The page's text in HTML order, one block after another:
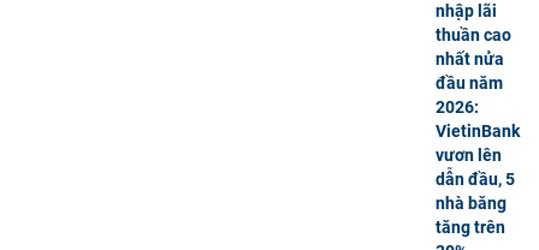
nhập lãi
thuần cao
nhất nửa
đầu năm
2026:
VietinBank
vươn lên
dẫn đầu, 5
nhà băng
tăng trên